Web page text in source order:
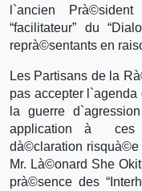
l`ancien
“facilitateur” du
reprà©sentants en
Les Partisans de la
pas accepter
la guerre
application à ces
dà©claration risquà©e
Mr. Là©onard She
prà©sence des